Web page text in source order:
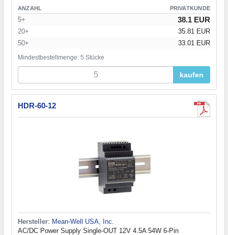
ANZAHL PRIVATKUNDE
5+ 38.1 EUR
20+
35.81 EUR
50+
33.01 EUR
Mindestbestellmenge: 5 Stücke
kaufen
HDR-60-12
Hersteller: Mean-Well USA, Inc.
AC/DC Power Supply Single-OUT 12V 4.5A 54W 6-Pin